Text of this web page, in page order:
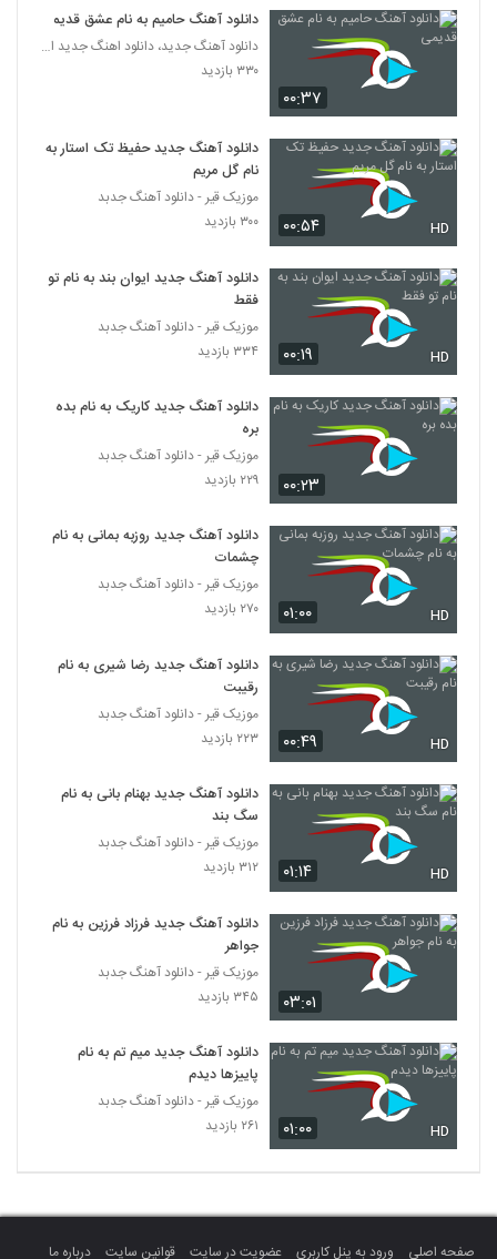
2654
Reza Gharagozloo Kenare Mani
۳۰۰ بازدید
موزیک زیبای جنون از میر پوریا
2657
آهنگ به هیشکی نگو از سینا شعبانخانی(پاپ)
۴۷۴ بازدید
2658
دانلود آهنگ آخ لیلا چاوم از عزیز ویسی
۵۳۳ بازدید
امید شعبانی آهنگ دورت بگردم
2660 نام مرسی که هستی
آهنگ مجید موسوی بنام برگرد
۳۶۸ بازدید
آهنگ خیابونای پاییز از داوود ثروتی(پاپ)
2663
Aria Yeki Yedooneh)
2664
آهنگ علی کوشا بنام دوسش دارم
۳۳۴ بازدید
آهنگ جواد حقیقت بنام ای داد
2666
دانلود آهنگ آیدین اشکانی دلواپسی
۲۹۵ بازدید
آهنگ تو دلم نشستی از وحید عیوضی(پاپ)
۳۲۶ بازدید
2668
دانلود آهنگ این دیوونه از اشا بند
۰۰:۳۷
دانلود آهنگ حامیم به نام عشق قدیمی
دانلود آهنگ جدید، دانلود اهنگ جدید ایرانی
۳۳۰ بازدید
۰۰:۵۴ HD
دانلود آهنگ جدید حفیظ تک استار به
نام گل مریم
موزیک قیر - دانلود آهنگ جدبد
۳۰۰ بازدید
۰۰:۱۹ HD
دانلود آهنگ جدید ایوان بند به نام تو
فقط
موزیک قیر - دانلود آهنگ جدبد
۳۳۴ بازدید
۰۰:۲۳
دانلود آهنگ جدید کاریک به نام بده
بره
موزیک قیر - دانلود آهنگ جدبد
۲۲۹ بازدید
۰۱:۰۰ HD
دانلود آهنگ جدید روزبه بمانی به نام
چشمات
موزیک قیر - دانلود آهنگ جدبد
۲۷۰ بازدید
۰۰:۴۹ HD
دانلود آهنگ جدید رضا شیری به نام
رقیبت
موزیک قیر - دانلود آهنگ جدبد
۲۲۳ بازدید
۰۱:۱۴ HD
دانلود آهنگ جدید بهنام بانی به نام
سگ بند
موزیک قیر - دانلود آهنگ جدبد
۳۱۲ بازدید
۰۳:۰۱
دانلود آهنگ جدید فرزاد فرزین به نام
جواهر
موزیک قیر - دانلود آهنگ جدبد
۳۴۵ بازدید
۰۱:۰۰ HD
دانلود آهنگ جدید میم تم به نام
پاییزها دیدم
موزیک قیر - دانلود آهنگ جدبد
۲۶۱ بازدید
صفحه اصلی ورود به پنل کاربری عضویت در سایت قوانین سایت درباره ما